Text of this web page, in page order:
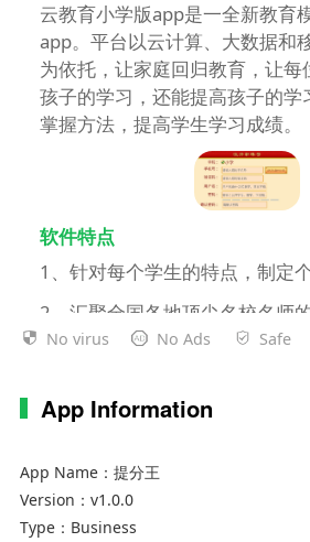
云教育小学版app是一全新教育
app。平台以云计算、大数据和
为依托，让家庭回归教育，让
孩子的学习，还能提高孩子的学
掌握方法，提高学生学习成绩。
软件特点
1、针对每个学生的特点，制定
2、汇聚全国各地顶尖名校名师
3、家长充分参与孩子学习，陪
兴趣
软件说明
No virus No Ads Safe
App Information
App Name： 提分王
Version： v1.0.0
Type： Business